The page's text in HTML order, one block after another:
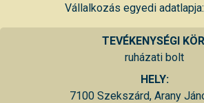
Vállalkozás egyedi
TEVÉKENYSÉGI
ruházati bolt
HELY:
7100 Szekszárd, Arany